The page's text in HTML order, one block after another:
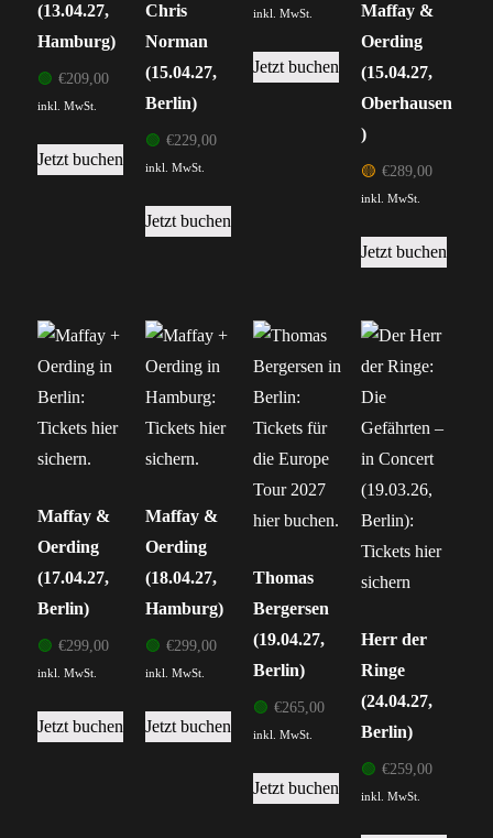
(13.04.27,
Hamburg)
🟢 €209,00
inkl. MwSt.
Jetzt buchen
Chris
Norman
(15.04.27,
Berlin)
🟢 €229,00
inkl. MwSt.
Jetzt buchen
inkl. MwSt.
Jetzt buchen
Maffay &
Oerding
(15.04.27,
Oberhausen
)
🟡 €289,00
inkl. MwSt.
Jetzt buchen
Maffay &
Oerding
(17.04.27,
Berlin)
🟢 €299,00
inkl. MwSt.
Jetzt buchen
Maffay &
Oerding
(18.04.27,
Hamburg)
🟢 €299,00
inkl. MwSt.
Jetzt buchen
Thomas
Bergersen
(19.04.27,
Berlin)
🟢 €265,00
inkl. MwSt.
Jetzt buchen
Herr der
Ringe
(24.04.27,
Berlin)
🟢 €259,00
inkl. MwSt.